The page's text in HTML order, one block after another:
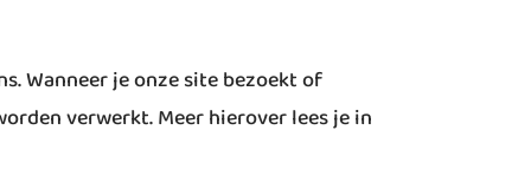
Wanneer je onze site bezoekt of
verwerkt. Meer hierover lees je in